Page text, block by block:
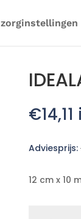
zorginstellingen
€14,11
Adviesprijs:
12 cm x 10